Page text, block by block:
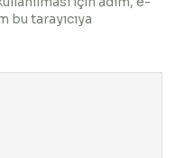
bu tarayıcıya